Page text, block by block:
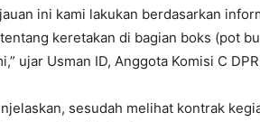
ini kami lakukan berdasarkan
keretakan di bagian boks (pot
ujar Usman ID, Anggota Komisi C
sesudah melihat kontrak